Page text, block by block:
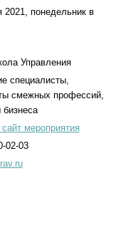
2021, понедельник в
Управления
специалисты,
смежных профессий,
мероприятия
02-03